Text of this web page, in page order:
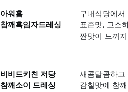
아워홈
참깨흑임자드레싱
구내식당에서
표준맛, 고소
짠맛이 느껴
비비드키친 저당
참깨소이 드레싱
새콤달콤하고
감칠맛에 참